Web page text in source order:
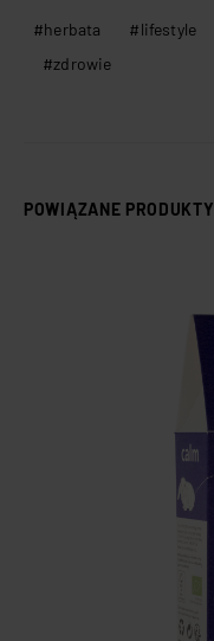
herbata lifestyle
zdrowie
POWIĄZANE PRODUKTY